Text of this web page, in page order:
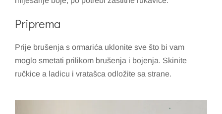
Priprema
Prije brušenja s ormarića uklonite sve što bi vam
moglo smetati prilikom brušenja i bojenja. Skinite
ručkice a ladicu i vratašca odložite sa strane.